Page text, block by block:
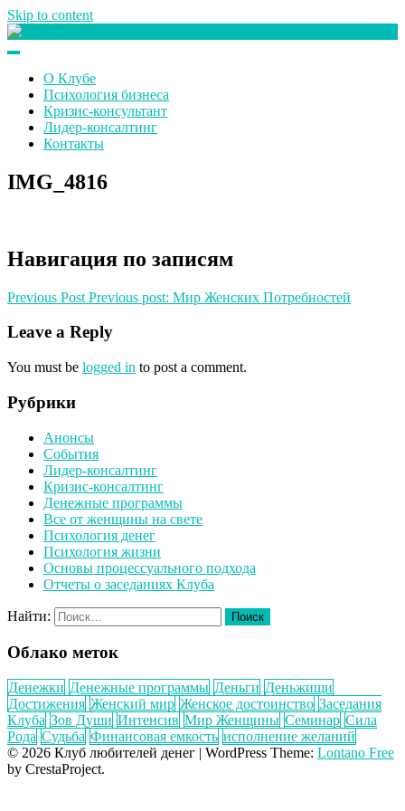
Skip to content
О Клубе
Психология бизнеса
Кризис-консультант
Лидер-консалтинг
Контакты
IMG_4816
Навигация по записям
Previous Post Previous post: Мир Женских Потребностей
Leave a Reply
You must be logged in to post a comment.
Рубрики
Анонсы
События
Лидер-консалтинг
Кризис-консалтинг
Денежные программы
Все от женщины на свете
Психология денег
Психология жизни
Основы процессуального подхода
Отчеты о заседаниях Клуба
Найти:
Облако меток
Денежки Денежные программы Деньги Деньжищи
Достижения Женский мир Женское достоинство Заседания
Клуба Зов Души Интенсив Мир Женщины Семинар Сила
Рода Судьба Финансовая емкость исполнение желаний
© 2026 Клуб любителей денег | WordPress Theme: Lontano Free
by CrestaProject.